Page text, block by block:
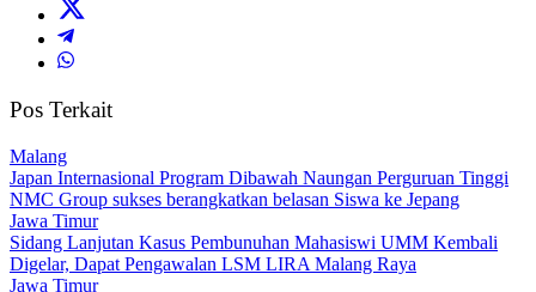
Pos Terkait
Malang
Japan Internasional Program Dibawah Naungan Perguruan Tinggi
NMC Group sukses berangkatkan belasan Siswa ke Jepang
Jawa Timur
Sidang Lanjutan Kasus Pembunuhan Mahasiswi UMM Kembali
Digelar, Dapat Pengawalan LSM LIRA Malang Raya
Jawa Timur